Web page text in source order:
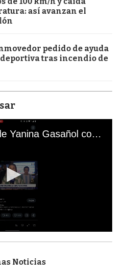
así avanzan el
pedido de ayuda
tras incendio de
El mal momento de Yanina Gasañol con un hincha argentino en "Subrayado"
Noticias